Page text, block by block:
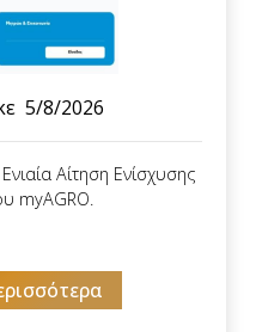
5/8/2026
Αίτηση Ενίσχυσης
myAGRO.